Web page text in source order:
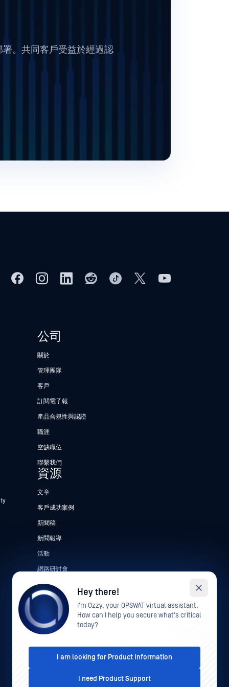
署。共同客戶受益於經過認
公司
關於
管理團隊
客戶
訂閱電子報
產品合規性與認證
職涯
空缺職位
聯繫我們
資源
文章
客戶成功案例
新聞稿
新聞報導
活動
網路研討會
產品型錄
白皮書
免費工具
Hey there!
I'm Ozzy, your OPSWAT virtual assistant.
How can I help you secure what's critical
today?
I am looking for Product Information
I need Product Support